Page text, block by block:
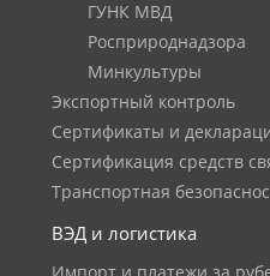
ГУНК МВД
Росприроднадзора
Минкультуры
Экспортный контроль
Сертификаты и
Сертификация средств
Транспортная
ВЭД и логистика